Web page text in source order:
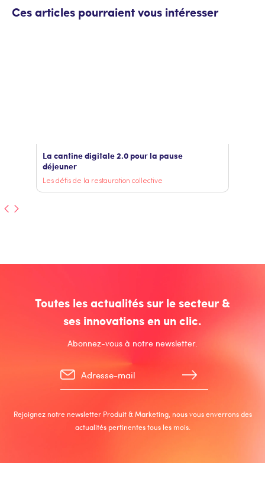
Ces articles pourraient vous intéresser
La cantine digitale 2.0 pour la pause
déjeuner
Les défis de la restauration collective
Toutes les actualités sur le secteur &
ses innovations en un clic.
Abonnez-vous à notre newsletter.
Rejoignez notre newsletter Produit & Marketing, nous vous enverrons des
actualités pertinentes tous les mois.